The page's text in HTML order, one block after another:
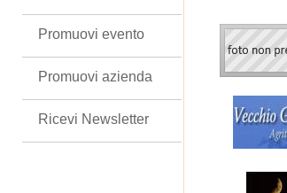
Promuovi evento
Promuovi azienda
Ricevi Newsletter